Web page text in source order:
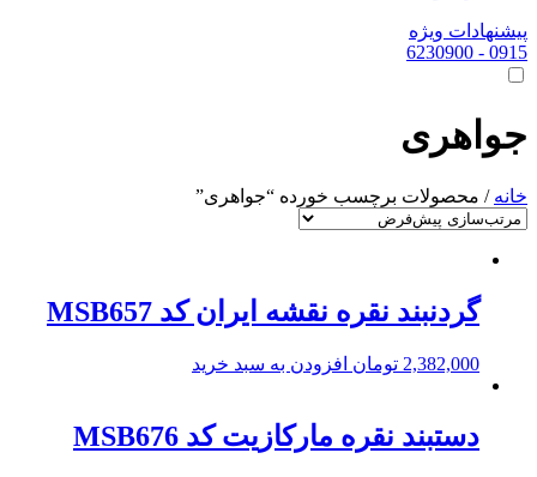
پیشنهادات ویژه
0915
- 6230900
جواهری
خانه / محصولات برچسب خورده “جواهری”
گردنبند نقره نقشه ایران کد MSB657
2,382,000 تومان افزودن به سبد خرید
دستبند نقره مارکازیت کد MSB676